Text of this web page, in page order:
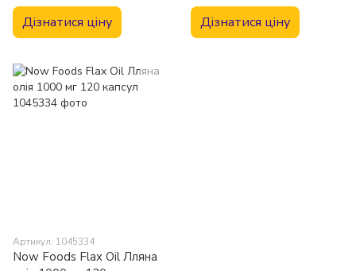
Дізнатися ціну Дізнатися ціну
Артикул: 1045334
Now Foods Flax Oil Лляна